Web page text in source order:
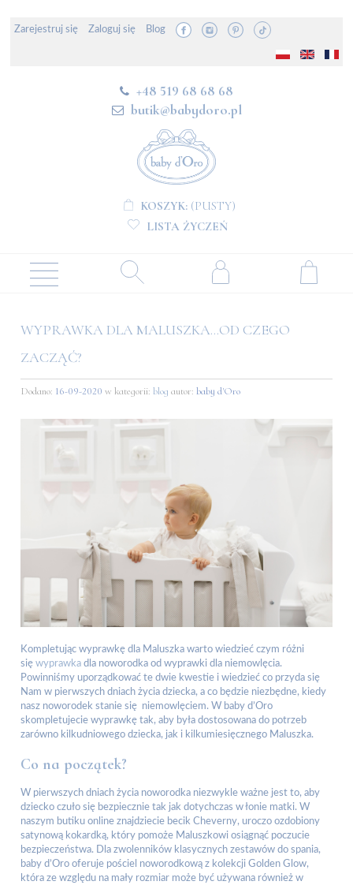
Zarejestruj się Zaloguj się Blog
+48 519 68 68 68
butik@babydoro.pl
KOSZYK: (PUSTY)
LISTA ŻYCZEŃ
WYPRAWKA DLA MALUSZKA...OD CZEGO
ZACZĄĆ?
Dodano: 16-09-2020 w kategorii: blog autor: baby d'Oro
Kompletując wyprawkę dla Maluszka warto wiedzieć czym różni
się wyprawka dla noworodka od wyprawki dla niemowlęcia.
Powinniśmy uporządkować te dwie kwestie i wiedzieć co przyda się
Nam w pierwszych dniach życia dziecka, a co będzie niezbędne, kiedy
nasz noworodek stanie się niemowlęciem. W baby d’Oro
skompletujecie wyprawkę tak, aby była dostosowana do potrzeb
zarówno kilkudniowego dziecka, jak i kilkumiesięcznego Maluszka.
Co na początek?
W pierwszych dniach życia noworodka niezwykle ważne jest to, aby
dziecko czuło się bezpiecznie tak jak dotychczas w łonie matki. W
naszym butiku online znajdziecie becik Cheverny, uroczo ozdobiony
satynową kokardką, który pomoże Maluszkowi osiągnąć poczucie
bezpieczeństwa. Dla zwolenników klasycznych zestawów do spania,
baby d’Oro oferuje pościel noworodkową z kolekcji Golden Glow,
która ze względu na mały rozmiar może być używana również w